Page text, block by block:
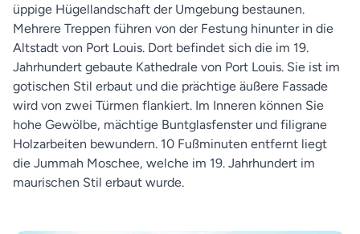
üppige Hügellandschaft der Umgebung bestaunen.
Mehrere Treppen führen von der Festung hinunter in die
Altstadt von Port Louis. Dort befindet sich die im 19.
Jahrhundert gebaute Kathedrale von Port Louis. Sie ist im
gotischen Stil erbaut und die prächtige äußere Fassade
wird von zwei Türmen flankiert. Im Inneren können Sie
hohe Gewölbe, mächtige Buntglasfenster und filigrane
Holzarbeiten bewundern. 10 Fußminuten entfernt liegt
die Jummah Moschee, welche im 19. Jahrhundert im
maurischen Stil erbaut wurde.